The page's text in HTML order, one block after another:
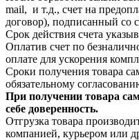
mail, и т.д., счет на
договор), подписанный со
Срок действия счета
Оплатив счет по
оплате для ускорения
Сроки получения товара
обязательному
При получении товара
себе доверенность.
Отгрузка товара
компанией, курьером или